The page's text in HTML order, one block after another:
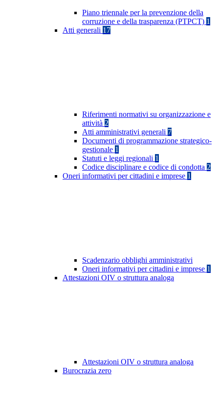
Piano triennale per la prevenzione della
corruzione e della trasparenza (PTPCT) 1
Atti generali 17
Riferimenti normativi su organizzazione e
attività 2
Atti amministrativi generali 7
Documenti di programmazione strategico-
gestionale 1
Statuti e leggi regionali 1
Codice disciplinare e codice di condotta 2
Oneri informativi per cittadini e imprese 1
Scadenzario obblighi amministrativi
Oneri informativi per cittadini e imprese 1
Attestazioni OIV o struttura analoga
Attestazioni OIV o struttura analoga
Burocrazia zero